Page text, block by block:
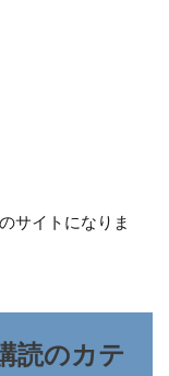
サイトになりま
読のカテ